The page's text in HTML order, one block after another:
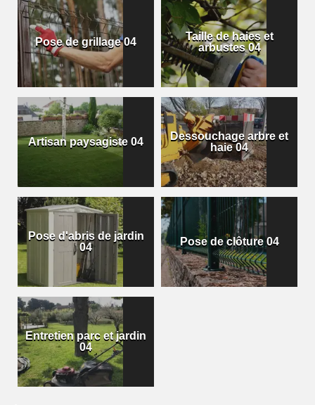
Pose de grillage 04
Taille de haies et
arbustes 04
Artisan paysagiste 04
Dessouchage arbre et
haie 04
Pose d'abris de jardin
04
Pose de clôture 04
Entretien parc et jardin
04